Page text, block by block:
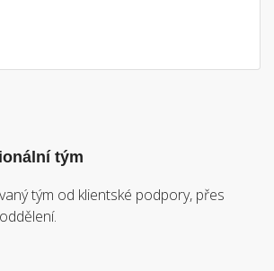
tým
tým od klientské podpory, přes